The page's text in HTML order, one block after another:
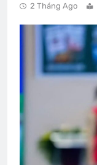
2 Tháng Ago